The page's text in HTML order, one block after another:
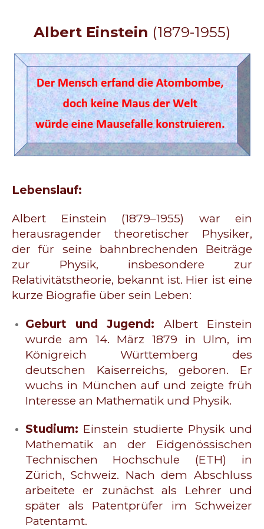
Albert Einstein (1879-1955)
Lebenslauf:
Albert Einstein (1879–1955) war ein
herausragender theoretischer Physiker,
der für seine bahnbrechenden Beiträge
zur Physik, insbesondere zur
Relativitätstheorie, bekannt ist. Hier ist eine
kurze Biografie über sein Leben:
Geburt und Jugend: Albert Einstein
wurde am 14. März 1879 in Ulm, im
Königreich Württemberg des
deutschen Kaiserreichs, geboren. Er
wuchs in München auf und zeigte früh
Interesse an Mathematik und Physik.
Studium: Einstein studierte Physik und
Mathematik an der Eidgenössischen
Technischen Hochschule (ETH) in
Zürich, Schweiz. Nach dem Abschluss
arbeitete er zunächst als Lehrer und
später als Patentprüfer im Schweizer
Patentamt.